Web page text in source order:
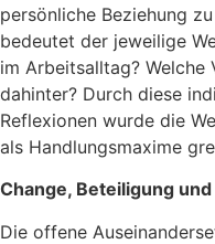
persönliche Beziehung
bedeutet der jeweilige
im Arbeitsalltag? Welche
dahinter? Durch diese
Reflexionen wurde die
als Handlungsmaxime
Change, Beteiligung
Die offene